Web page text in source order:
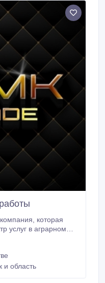
которая
услуг в аграрном
работы -
- охрана и
и область